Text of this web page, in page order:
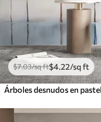
$7.03/sq ft$4 .22/sq ft